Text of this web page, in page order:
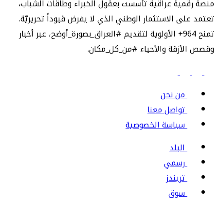
منصة رقمية عراقية تأسست بعقول الخبراء وطاقات الشباب،
تعتمد على الاستثمار الوطني الذي لا يفرض قيوداً تحريريّة.
تمنح 964+ الأولوية لتقديم #العراق_بصورة_أوضح، عبر أخبار
وقصص الأزقة والأحياء #من_كل_مكان.
من نحن
تواصل معنا
سياسة الخصوصية
البلد
رسمي
تريندز
سوق